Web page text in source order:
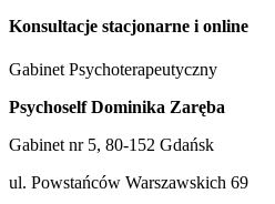
Konsultacje stacjonarne i online
Gabinet Psychoterapeutyczny
Psychoself Dominika Zaręba
Gabinet nr 5, 80-152 Gdańsk
ul. Powstańców Warszawskich 69